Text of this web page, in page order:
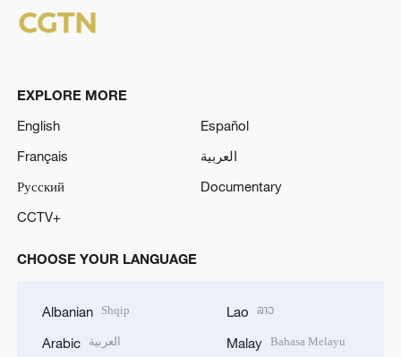
EXPLORE MORE
English
Español
Français
العربية
Русский
Documentary
CCTV+
CHOOSE YOUR LANGUAGE
Albanian Shqip
Arabic العربية
Lao ລາວ
Malay Bahasa Melayu